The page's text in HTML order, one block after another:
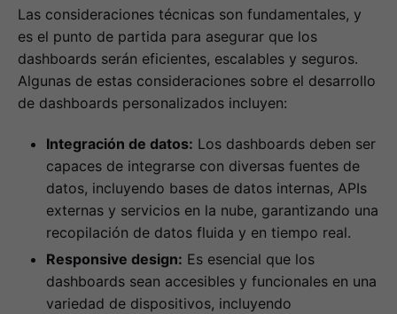
Las consideraciones técnicas son fundamentales, y
es el punto de partida para asegurar que los
dashboards serán eficientes, escalables y seguros.
Algunas de estas consideraciones sobre el desarrollo
de dashboards personalizados incluyen:
Integración de datos: Los dashboards deben ser
capaces de integrarse con diversas fuentes de
datos, incluyendo bases de datos internas, APIs
externas y servicios en la nube, garantizando una
recopilación de datos fluida y en tiempo real.
Responsive design: Es esencial que los
dashboards sean accesibles y funcionales en una
variedad de dispositivos, incluyendo